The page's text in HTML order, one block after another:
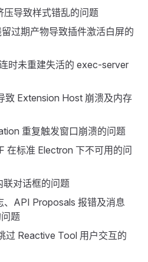
压导致样式错乱的问题
过期产物导致插件激活白屏的
时未重建失活的 exec-server
致 Extension Host 崩溃及内存
重复触发窗口崩溃的问题
在标准 Electron 下不可用的问
联对话框的问题
、API Proposals 报错及消息
题
过 Reactive Tool 用户交互的